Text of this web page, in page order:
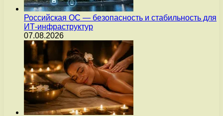
Российская ОС — безопасность и стабильность для
ИТ-инфраструктур
07.08.2026